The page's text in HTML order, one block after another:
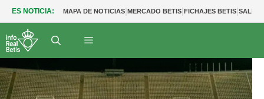
ES NOTICIA: MAPA DE NOTICIAS|MERCADO BETIS|FICHAJES BETIS|SALIDA